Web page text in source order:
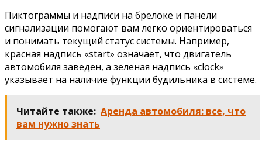
Пиктограммы и надписи на брелоке и панели
сигнализации помогают вам легко ориентироваться
и понимать текущий статус системы. Например,
красная надпись «start» означает, что двигатель
автомобиля заведен, а зеленая надпись «clock»
указывает на наличие функции будильника в системе.
Читайте также: Аренда автомобиля: все, что
вам нужно знать